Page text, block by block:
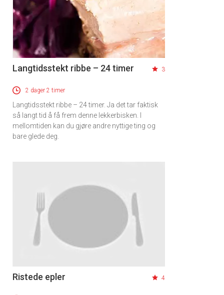
Langtidsstekt ribbe – 24 timer 3
2 dager 2 timer
Langtidsstekt ribbe – 24 timer. Ja det tar faktisk
så langt tid å få frem denne lekkerbisken. I
mellomtiden kan du gjøre andre nyttige ting og
bare glede deg.
Ristede epler 4